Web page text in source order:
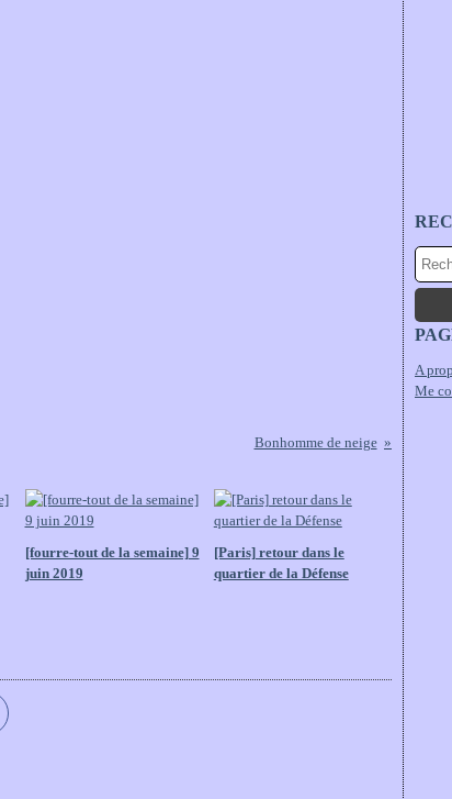
Bonhomme de neige
[fourre-tout de la semaine] 9
juin 2019
[Paris] retour dans le
quartier de la Défense
A
Me